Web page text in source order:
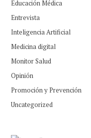
Educación Médica
Entrevista
Inteligencia Artificial
Medicina digital
Monitor Salud
Opinión
Promoción y Prevención
Uncategorized